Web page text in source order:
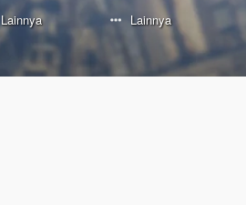
Lainnya Lainnya